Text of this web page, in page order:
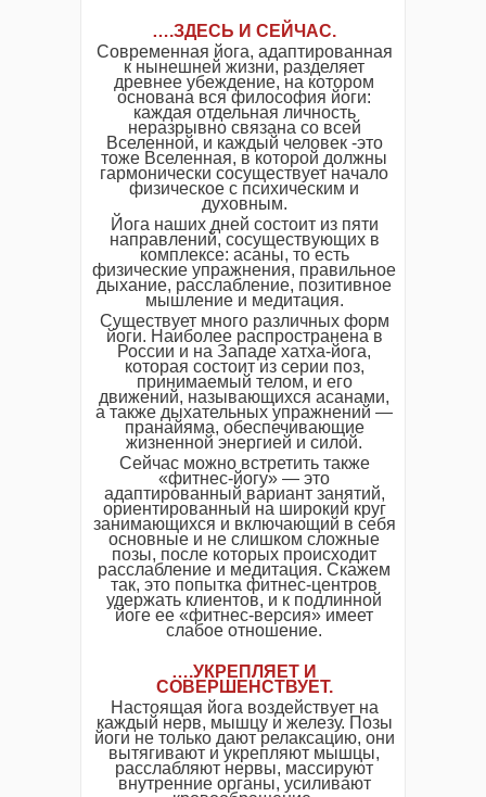
….ЗДЕСЬ И СЕЙЧАС.
Современная йога, адаптированная
к нынешней жизни, разделяет
древнее убеждение, на котором
основана вся философия йоги:
каждая отдельная личность
неразрывно связана со всей
Вселенной, и каждый человек -это
тоже Вселенная, в которой должны
гармонически сосуществует начало
физическое с психическим и
духовным.
Йога наших дней состоит из пяти
направлений, сосуществующих в
комплексе: асаны, то есть
физические упражнения, правильное
дыхание, расслабление, позитивное
мышление и медитация.
Существует много различных форм
йоги. Наиболее распространена в
России и на Западе хатха-йога,
которая состоит из серии поз,
принимаемый телом, и его
движений, называющихся асанами,
а также дыхательных упражнений —
пранайяма, обеспечивающие
жизненной энергией и силой.
Сейчас можно встретить также
«фитнес-йогу» — это
адаптированный вариант занятий,
ориентированный на широкий круг
занимающихся и включающий в себя
основные и не слишком сложные
позы, после которых происходит
расслабление и медитация. Скажем
так, это попытка фитнес-центров
удержать клиентов, и к подлинной
йоге ее «фитнес-версия» имеет
слабое отношение.
….УКРЕПЛЯЕТ И
СОВЕРШЕНСТВУЕТ.
Настоящая йога воздействует на
каждый нерв, мышцу и железу. Позы
йоги не только дают релаксацию, они
вытягивают и укрепляют мышцы,
расслабляют нервы, массируют
внутренние органы, усиливают